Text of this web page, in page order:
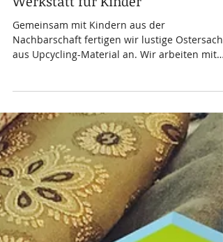
Werkstatt für Kinder
Gemeinsam mit Kindern aus der
Nachbarschaft fertigen wir lustige
aus Upcycling-Material an. Wir arbeiten mit
Mixed Media aus...